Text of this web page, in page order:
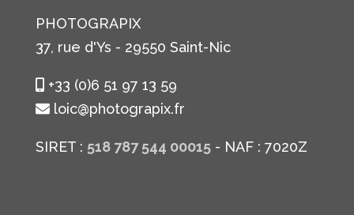
PHOTOGRAPIX
37, rue d'Ys - 29550 Saint-Nic
+33 (0)6 51 97 13 59
loic@photograpix.fr
SIRET : 518 787 544 00015- NAF : 7020Z